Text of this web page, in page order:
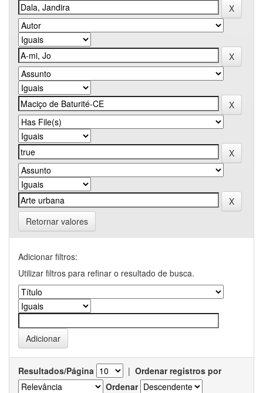
Retornar valores
Adicionar filtros:
Utilizar filtros para refinar o resultado de busca.
Resultados/Página | Ordenar registros por
Ordenar